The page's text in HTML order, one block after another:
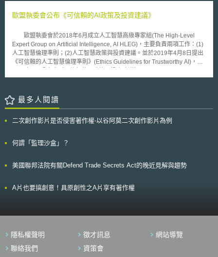
Volkswagen。另外，報告統計在過去的15年中，有8家企業在全球研發投
Facebook、阿里巴巴、Celgene、Gilead Sciences和德國馬牌；也代表這
15年間資通訊、生技與汽車產業發展的重要性。
和維護目的，由（a）或（b）款所涵蓋的儲存、處理、檢索或傳輸的數位資
的國家政策（The NIS national strategy）、國家權責機關的指定
（Designation of national competent authorities）、單一聯絡點的指定
（Designation of the single point of contact）、電腦安全事件應變小組的
指定（Designation of computer security incident response team）、執行
機關的資訊分享（Information sharing–enforcement authorities）、北愛爾
通報的責任等。根據第8條第1項之規定，如果營運商提供本規則附表2所載
明的基本服務（包括電力、石油、天然氣、航空運輸、船務運輸、鐵路運
輸、公路運輸、醫療健康、數位基礎設施等），並且符合基本服務一定門檻
之基本服務者，其一定門檻要求包括：若營運商位於英國，符合「為英國國
gigawatts」之條件者，該營運商即為基本服務營運商（OES）；若營運商
電量大於或等於350 megawatts」等條件，則該營運商即為基本服務營運商
本服務營運商（OES）的認定，基本服務營運商（OES）必須履行第10條
第四部分則是數位服務，包括相關數位服務提供者、成員國跨境合作與
Commissioner）、資訊通知（Information notices）、檢查權限、違反義務
歐盟執委會公布《可信賴的AI政策及投資建議》
歐盟執委會於2018年6月成立人工智慧高級專家組(The High-Level
Expert Group on Artificial Intelligence, AI HLEG)，主要負責兩項工作：(1)
人工智慧倫理準則；(2)人工智慧政策與投資建議。並於2019年4月8日提出
《可信賴的人工智慧倫理準則》(Ethics Guidelines for Trustworthy AI)，
Recommendations for Trustworthy Artificial Intelligence)則是人工智慧高級
一部分是要透過可信賴的人工智慧建立對歐洲之正面影響，內容提及人工智
慧應保護人類和社會，並促進歐洲公司各部門利用人工智慧及技術移轉，而
究能力；第二部分則是影響歐洲各成員國建立可信賴之人工智慧，內容則提
法、有道德的使用各項數據。 在本報告中關於法規面的建議則是進一
社會或是人類產生重大影響之敏感性人工智慧系統，除透過歐洲人工智慧聯
言及文化多樣性下展開協調機制。另外，報告中也特別提到如果政府以「保
最多人閱讀
二次創作影片是否侵害著作權-以谷阿莫二次創作影片為例
何謂「監理沙盒」？
美國聯邦法院有關Defend Trade Secrets Act的晚近見解與趨勢
A片也要搞創意！具原創性之A片享有著作權
隱私權聲明 徵才訊息
網站導覽
聯絡我們
資策會